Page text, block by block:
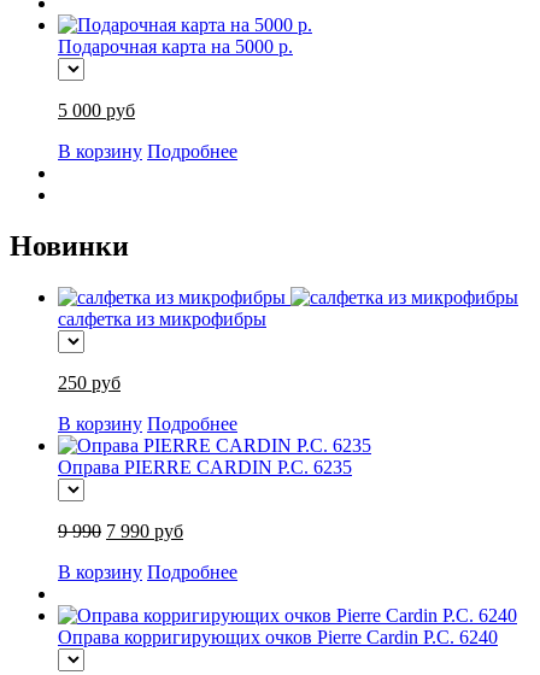
Подарочная карта на 5000 р.
5 000 руб
В корзину Подробнее
Новинки
салфетка из микрофибры
250 руб
В корзину Подробнее
Оправа PIERRE CARDIN P.C. 6235
9 990 7 990 руб
В корзину Подробнее
Оправа корригирующих очков Pierre Cardin P.C. 6240